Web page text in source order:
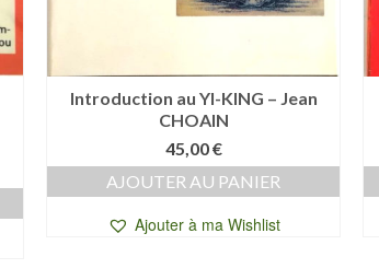
Introduction au YI-KING – Jean
CHOAIN
45,00€
AJOUTER AU PANIER
Ajouter à ma Wishlist